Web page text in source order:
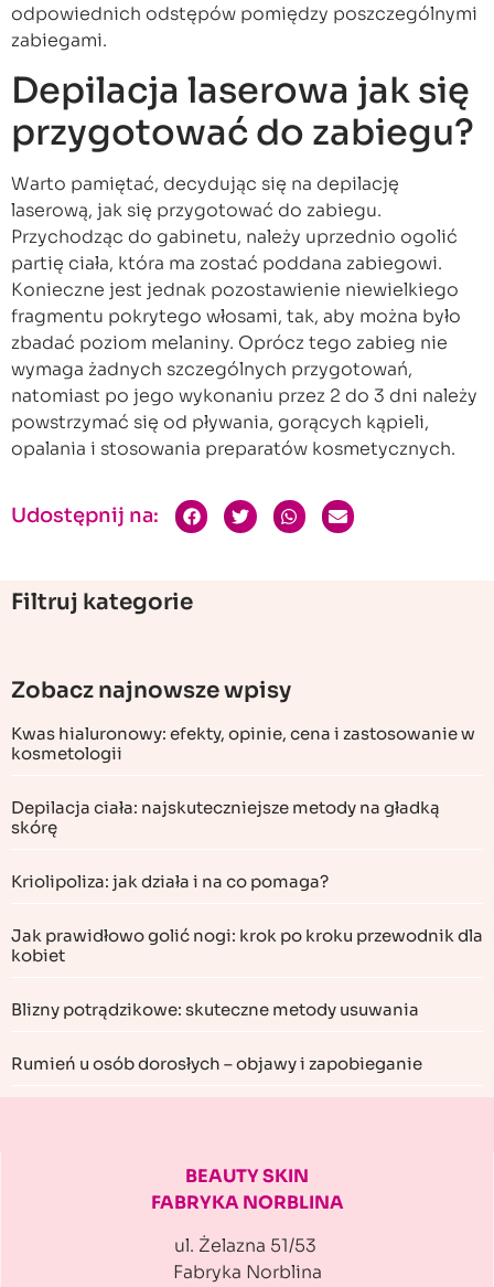
odpowiednich odstępów pomiędzy poszczególnymi
zabiegami.
Depilacja laserowa jak się
przygotować do zabiegu?
Warto pamiętać, decydując się na depilację
laserową, jak się przygotować do zabiegu.
Przychodząc do gabinetu, należy uprzednio ogolić
partię ciała, która ma zostać poddana zabiegowi.
Konieczne jest jednak pozostawienie niewielkiego
fragmentu pokrytego włosami, tak, aby można było
zbadać poziom melaniny. Oprócz tego zabieg nie
wymaga żadnych szczególnych przygotowań,
natomiast po jego wykonaniu przez 2 do 3 dni należy
powstrzymać się od pływania, gorących kąpieli,
opalania i stosowania preparatów kosmetycznych.
Udostępnij na:
Filtruj kategorie
Zobacz najnowsze wpisy
Kwas hialuronowy: efekty, opinie, cena i zastosowanie w
kosmetologii
Depilacja ciała: najskuteczniejsze metody na gładką
skórę
Kriolipoliza: jak działa i na co pomaga?
Jak prawidłowo golić nogi: krok po kroku przewodnik dla
kobiet
Blizny potrądzikowe: skuteczne metody usuwania
Rumień u osób dorosłych – objawy i zapobieganie
BEAUTY SKIN
FABRYKA NORBLINA
ul. Żelazna 51/53
Fabryka Norblina